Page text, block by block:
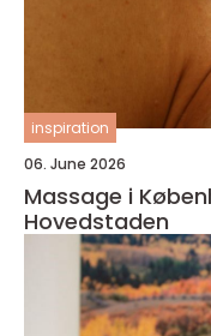
inspiration
06. June 2026
Massage i
Hovedstaden